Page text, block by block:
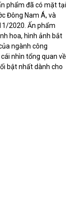
phẩm đã có mặt tại
Đông Nam Á, và
2020. Ấn phẩm
hoa, hình ảnh bắt
ngành công
nhìn tổng quan về
bật nhất dành cho